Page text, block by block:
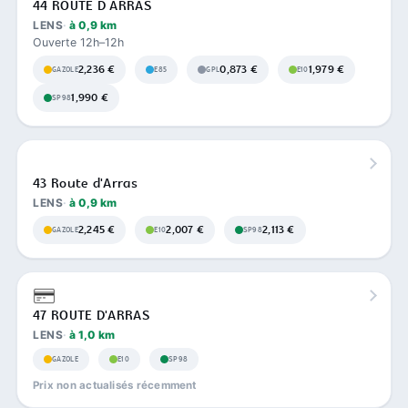
44 ROUTE D ARRAS
LENS à 0,9 km
Ouverte 12h–12h
GAZOLE2,236 € E85 GPL0,873 € E101,979 €
SP981,990 €
43 Route d'Arras
LENS à 0,9 km
GAZOLE2,245 € E102,007 € SP982,113 €
47 ROUTE D'ARRAS
LENS à 1,0 km
GAZOLE E10 SP98
Prix non actualisés récemment